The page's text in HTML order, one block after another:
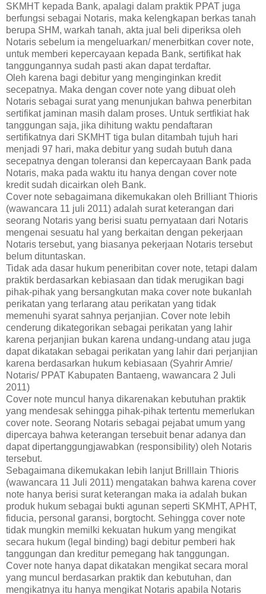
SKMHT kepada Bank, apalagi dalam praktik PPAT juga
berfungsi sebagai Notaris, maka kelengkapan berkas tanah
berupa SHM, warkah tanah, akta jual beli diperiksa oleh
Notaris sebelum ia mengeluarkan/ menerbitkan cover note,
untuk memberi kepercayaan kepada Bank, sertifikat hak
tanggungannya sudah pasti akan dapat terdaftar.
Oleh karena bagi debitur yang menginginkan kredit
secepatnya. Maka dengan cover note yang dibuat oleh
Notaris sebagai surat yang menunjukan bahwa penerbitan
sertifikat jaminan masih dalam proses. Untuk sertfikiat hak
tanggungan saja, jika dihitung waktu pendaftaran
sertifikatnya dari SKMHT tiga bulan ditambah tujuh hari
menjadi 97 hari, maka debitur yang sudah butuh dana
secepatnya dengan toleransi dan kepercayaan Bank pada
Notaris, maka pada waktu itu hanya dengan cover note
kredit sudah dicairkan oleh Bank.
Cover note sebagaimana dikemukakan oleh Brilliant Thioris
(wawancara 11 juli 2011) adalah surat keterangan dari
seorang Notaris yang berisi suatu pernyataan dari Notaris
mengenai sesuatu hal yang berkaitan dengan pekerjaan
Notaris tersebut, yang biasanya pekerjaan Notaris tersebut
belum dituntaskan.
Tidak ada dasar hukum peneribitan cover note, tetapi dalam
praktik berdasarkan kebiasaan dan tidak merugikan bagi
pihak-pihak yang bersangkutan maka cover note bukanlah
perikatan yang terlarang atau perikatan yang tidak
memenuhi syarat sahnya perjanjian. Cover note lebih
cenderung dikategorikan sebagai perikatan yang lahir
karena perjanjian bukan karena undang-undang atau juga
dapat dikatakan sebagai perikatan yang lahir dari perjanjian
karena berdasarkan hukum kebiasaan (Syahrir Amrie/
Notaris/ PPAT Kabupaten Bantaeng, wawancara 2 Juli
2011)
Cover note muncul hanya dikarenakan kebutuhan praktik
yang mendesak sehingga pihak-pihak tertentu memerlukan
cover note. Seorang Notaris sebagai pejabat umum yang
dipercaya bahwa keterangan tersebuit benar adanya dan
dapat dipertanggungjawabkan (responsibility) oleh Notaris
tersebut.
Sebagaimana dikemukakan lebih lanjut Brilllain Thioris
(wawancara 11 Juli 2011) mengatakan bahwa karena cover
note hanya berisi surat keterangan maka ia adalah bukan
produk hukum sebagai bukti agunan seperti SKMHT, APHT,
fiducia, personal garansi, borgtocht. Sehingga cover note
tidak mungkin memilki kekuatan hukum yang mengikat
secara hukum (legal binding) bagi debitur pemberi hak
tanggungan dan kreditur pemegang hak tanggungan.
Cover note hanya dapat dikatakan mengikat secara moral
yang muncul berdasarkan praktik dan kebutuhan, dan
mengikatnya itu hanya mengikat Notaris apabila Notaris